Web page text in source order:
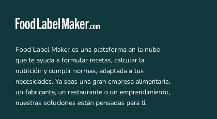
Food Label Maker es una plataforma en la nube
que te ayuda a formular recetas, calcular la
nutrición y cumplir normas, adaptada a tus
necesidades. Ya seas una gran empresa alimentaria,
un fabricante, un restaurante o un emprendimiento,
nuestras soluciones están pensadas para ti.